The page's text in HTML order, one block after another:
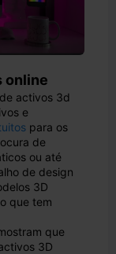
online
activos 3d
e
para os
de
ou até
de design
3D
que tem
que
3D